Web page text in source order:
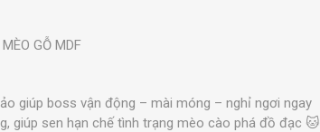
GỖ MDF
giúp boss vận động – mài móng – nghỉ ngơi ngay
giúp sen hạn chế tình trạng mèo cào phá đồ đạc 🐱